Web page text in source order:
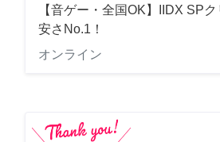
【音ゲー・全国OK】IIDX SP
安さNo.1！
オンライン